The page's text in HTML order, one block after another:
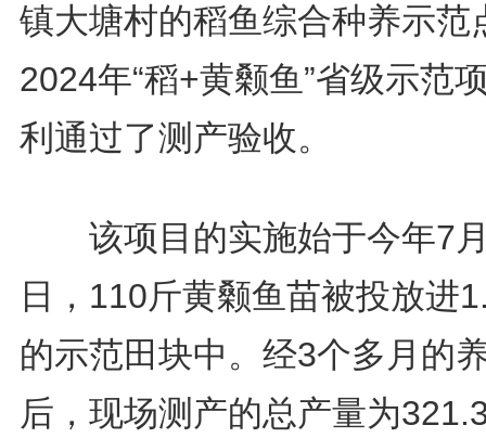
镇大塘村的稻鱼综合种养示范
2024年“稻+黄颡鱼”省级示范
利通过了测产验收。
该项目的实施始于今年7
日，110斤黄颡鱼苗被投放进
的示范田块中。经3个多月的
后，现场测产的总产量为